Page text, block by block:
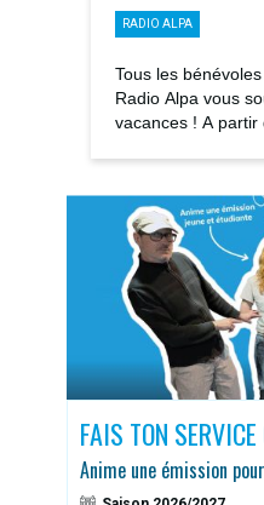
RADIO ALPA
Tous les
Radio Alpa vous
vacances ! A
FAIS TON
Anime une émission